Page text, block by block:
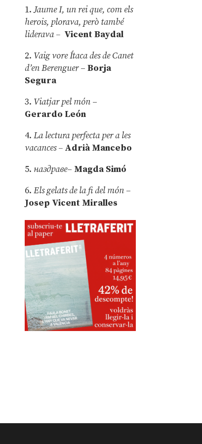
1.Jaume I, un rei que, com els
herois, plorava, però també
liderava – Vicent Baydal
2. Vaig vore Ítaca des de Canet
d’en Berenguer–Borja
Segura
3. Viatjar pel món –
Gerardo León
4.La lectura perfecta per a les
vacances – Adrià Mancebo
5. наздраве– Magda Simó
6.Els gelats de la fi del món –
Josep Vicent Miralles